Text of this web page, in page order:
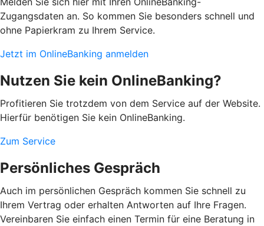
Zugangsdaten an. So kommen Sie besonders schnell und
ohne Papierkram zu Ihrem Service.
Jetzt im OnlineBanking anmelden
Nutzen Sie kein OnlineBanking?
Profitieren Sie trotzdem von dem Service auf der Website.
Hierfür benötigen Sie kein OnlineBanking.
Zum Service
Persönliches Gespräch
Auch im persönlichen Gespräch kommen Sie schnell zu
Ihrem Vertrag oder erhalten Antworten auf Ihre Fragen.
Vereinbaren Sie einfach einen Termin für eine Beratung in